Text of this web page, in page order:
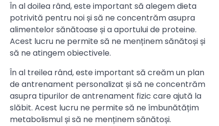
În al doilea rând, este important să alegem dieta
potrivită pentru noi și să ne concentrăm asupra
alimentelor sănătoase și a aportului de proteine.
Acest lucru ne permite să ne menținem sănătoși și
să ne atingem obiectivele.
În al treilea rând, este important să creăm un plan
de antrenament personalizat și să ne concentrăm
asupra tipurilor de antrenament fizic care ajută la
slăbit. Acest lucru ne permite să ne îmbunătățim
metabolismul și să ne menținem sănătoși.